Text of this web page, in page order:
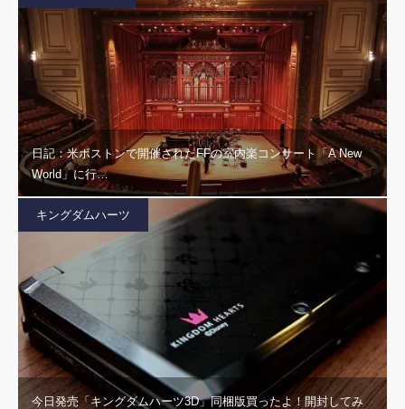
日記：米ボストンで開催されたFFの室内楽コンサート「A New
World」に行…
キングダムハーツ
今日発売「キングダムハーツ3D」同梱版買ったよ！開封してみ